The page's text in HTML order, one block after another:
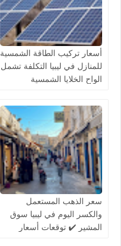
أسعار تركيب الطاقة الشمسية
للمنازل في ليبيا التكلفة تشمل
الواح الخلايا الشمسية
والوصلات
سعر الذهب المستعمل
والكسر اليوم في ليبيا سوق
المشير ✔️ توقعات أسعار